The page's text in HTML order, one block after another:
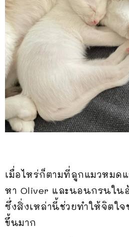
เมื่อไหร่ก็ตามที่ลูกแมวหมด
หา Oliver และนอนกรนใน
ซึ่งสิ่งเหล่านี้ช่วยทำให้จิตใ
ขึ้นมาก